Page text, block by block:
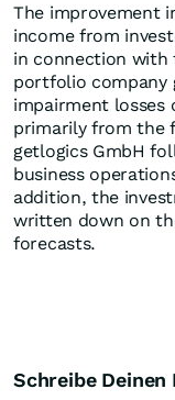
The improvement
income from
in connection with
portfolio company
impairment losses
primarily from the
getlogics GmbH
business
addition, the
written down on
forecasts.
Schreibe